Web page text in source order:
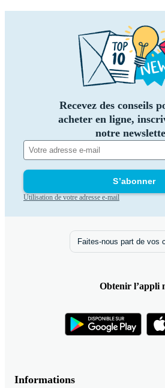
Recevez des conseils
acheter en ligne,
notre
S’abonner
Utilisation de votre adresse e-mail
Informations
Faites-nous part de vos
Obtenir l’appli